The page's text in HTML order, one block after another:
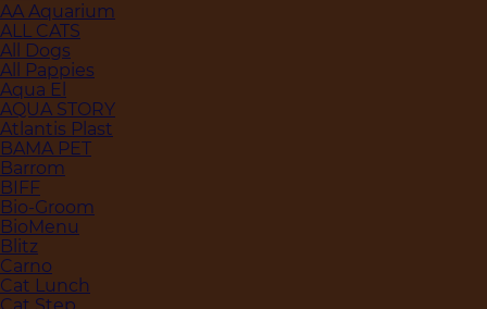
AA Aquarium
ALL CATS
All Dogs
All Pappies
Aqua El
AQUA STORY
Atlantis Plast
BAMA PET
Barrom
BIFF
Bio-Groom
BioMenu
Blitz
Carno
Cat Lunch